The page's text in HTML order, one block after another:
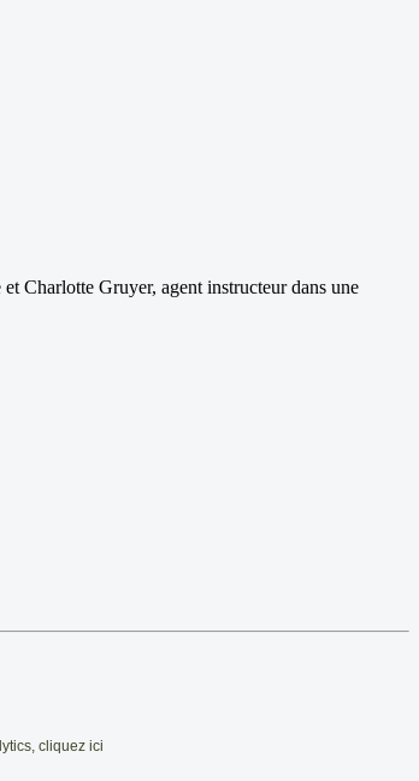
Charlotte Gruyer, agent instructeur dans une
cliquez ici